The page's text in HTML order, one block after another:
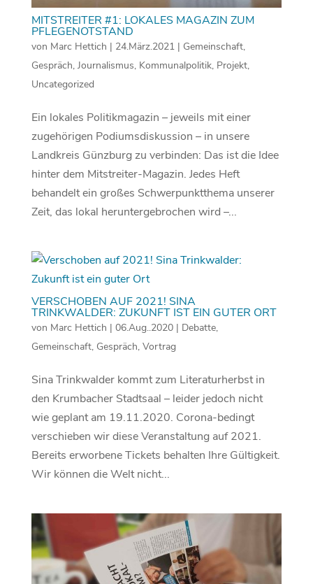
MITSTREITER #1: LOKALES MAGAZIN ZUM
PFLEGENOTSTAND
von Marc Hettich | 24.März.2021| Gemeinschaft,
Gespräch, Journalismus, Kommunalpolitik, Projekt,
Uncategorized
Ein lokales Politikmagazin – jeweils mit einer
zugehörigen Podiumsdiskussion – in unsere
Landkreis Günzburg zu verbinden: Das ist die Idee
hinter dem Mitstreiter-Magazin. Jedes Heft
behandelt ein großes Schwerpunktthema unserer
Zeit, das lokal heruntergebrochen wird –...
VERSCHOBEN AUF 2021! SINA
TRINKWALDER: ZUKUNFT IST EIN GUTER ORT
von Marc Hettich | 06.Aug..2020| Debatte,
Gemeinschaft, Gespräch, Vortrag
Sina Trinkwalder kommt zum Literaturherbst in
den Krumbacher Stadtsaal – leider jedoch nicht
wie geplant am 19.11.2020. Corona-bedingt
verschieben wir diese Veranstaltung auf 2021.
Bereits erworbene Tickets behalten Ihre Gültigkeit.
Wir können die Welt nicht...